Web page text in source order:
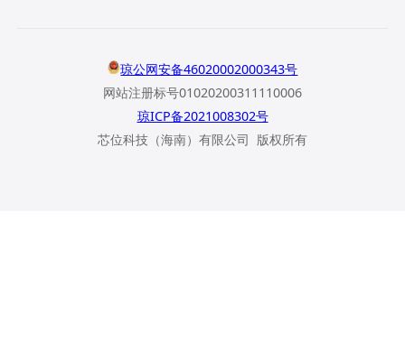
琼公网安备46020002000343号
网站注册标号01020200311110006
琼ICP备2021008302号
芯位科技（海南）有限公司 版权所有